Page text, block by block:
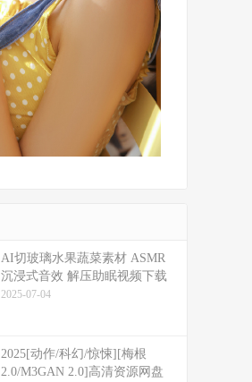
​​AI切玻璃水果蔬菜素材 ASMR
沉浸式音效 解压助眠视频下载
2025-07-04
2025[动作/科幻/惊悚][梅根
2.0/M3GAN 2.0]高清资源网盘